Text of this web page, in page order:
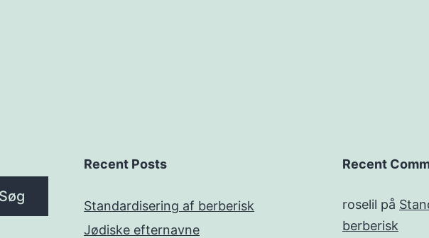
Recent Posts
Standardisering af berberisk
Jødiske efternavne
Recent
roselil på
berberisk